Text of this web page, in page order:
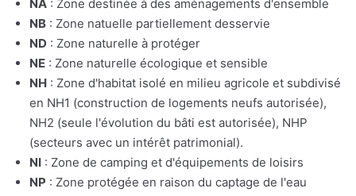
NA : Zone destinée à des aménagements d'ensemble
NB : Zone natuelle partiellement desservie
ND : Zone naturelle à protéger
NE : Zone naturelle écologique et sensible
NH : Zone d'habitat isolé en milieu agricole et subdivisé
en NH1 (construction de logements neufs autorisée),
NH2 (seule l'évolution du bâti est autorisée), NHP
(secteurs avec un intérêt patrimonial).
NI : Zone de camping et d'équipements de loisirs
NP : Zone protégée en raison du captage de l'eau